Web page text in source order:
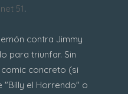
51.
contra Jimmy
para triunfar. Sin
concreto (si
"Billy el Horrendo" o